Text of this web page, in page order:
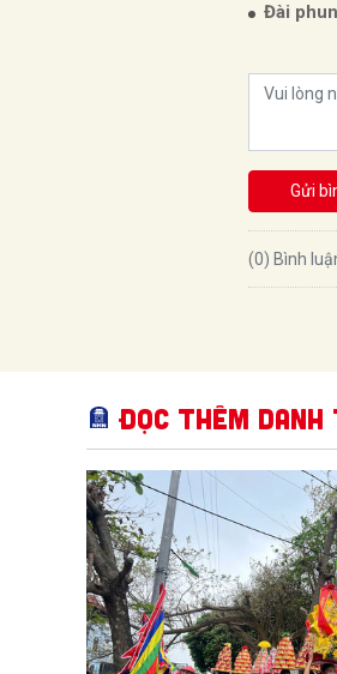
Đài
Gửi
(0) Bình
Đọc thêm Danh